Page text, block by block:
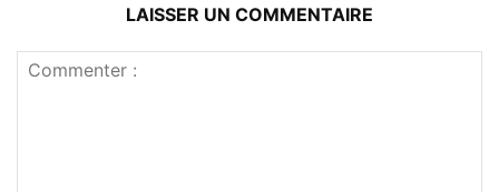
LAISSER UN COMMENTAIRE